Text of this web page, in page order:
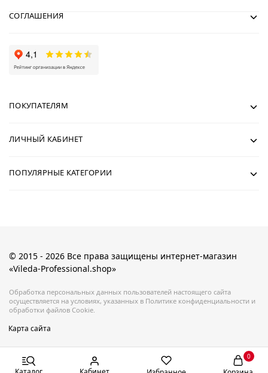
СОГЛАШЕНИЯ
ПОКУПАТЕЛЯМ
ЛИЧНЫЙ КАБИНЕТ
ПОПУЛЯРНЫЕ КАТЕГОРИИ
© 2015 - 2026 Все права защищены интернет-магазин
«Vileda-Professional.shop»
Обработка персональных данных пользователей настоящего сайта
осуществляется на условиях, указанных в Политике конфиденциальности и
обработки файлов Cookie.
Карта сайта
0